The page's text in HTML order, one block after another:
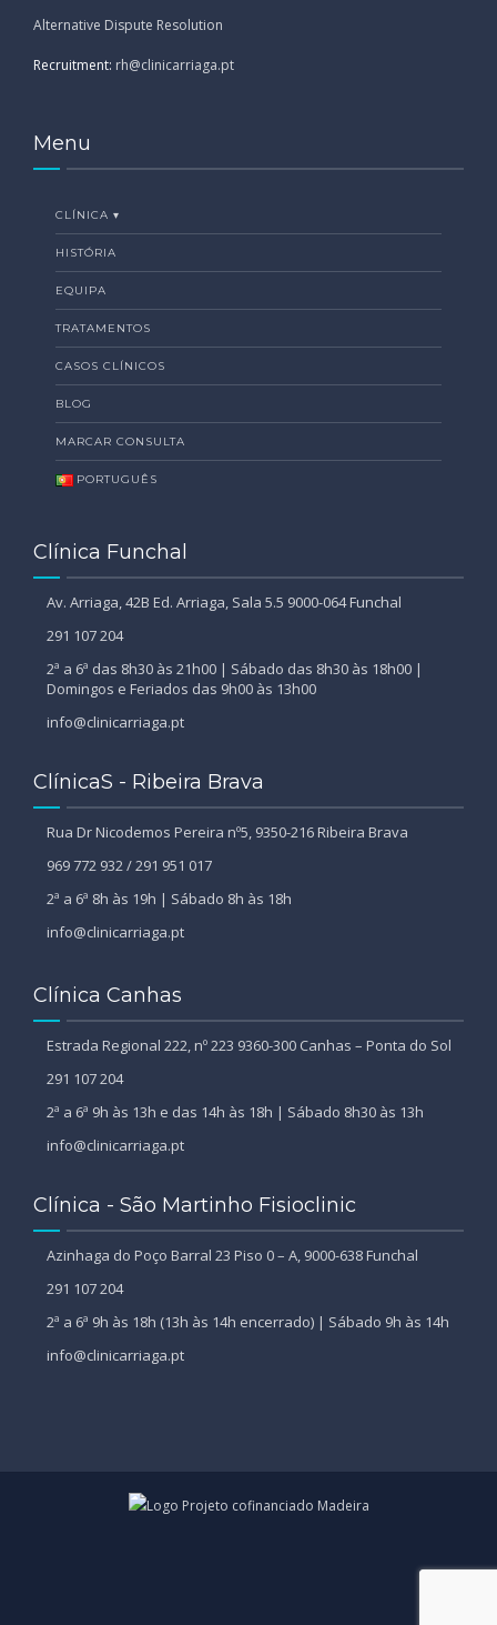
Alternative Dispute Resolution
Recruitment: rh@clinicarriaga.pt
Menu
CLÍNICA ▾
HISTÓRIA
EQUIPA
TRATAMENTOS
CASOS CLÍNICOS
BLOG
MARCAR CONSULTA
PORTUGUÊS
Clínica Funchal
Av. Arriaga, 42B Ed. Arriaga, Sala 5.5 9000-064 Funchal
291 107 204
2ª a 6ª das 8h30 às 21h00 | Sábado das 8h30 às 18h00 |
Domingos e Feriados das 9h00 às 13h00
info@clinicarriaga.pt
ClínicaS - Ribeira Brava
Rua Dr Nicodemos Pereira nº5, 9350-216 Ribeira Brava
969 772 932 / 291 951 017
2ª a 6ª 8h às 19h | Sábado 8h às 18h
info@clinicarriaga.pt
Clínica Canhas
Estrada Regional 222, nº 223 9360-300 Canhas – Ponta do Sol
291 107 204
2ª a 6ª 9h às 13h e das 14h às 18h | Sábado 8h30 às 13h
info@clinicarriaga.pt
Clínica - São Martinho Fisioclinic
Azinhaga do Poço Barral 23 Piso 0 – A, 9000-638 Funchal
291 107 204
2ª a 6ª 9h às 18h (13h às 14h encerrado) | Sábado 9h às 14h
info@clinicarriaga.pt